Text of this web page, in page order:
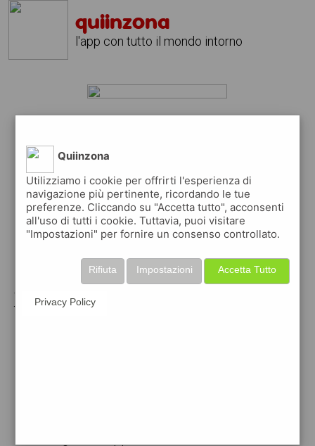
quiinzona
l'app con tutto il mondo intorno
lavoro roma muratore?
↴
scarica gratis app
pubblica gratis i tuoi annunci
tuoi annunci per :
Quiinzona
Utilizziamo i cookie per offrirti l'esperienza di
navigazione più pertinente, ricordando le tue
preferenze. Cliccando su "Accetta tutto", acconsenti
all'uso di tutti i cookie. Tuttavia, puoi visitare
"Impostazioni" per fornire un consenso controllato.
Accetta Tutto
Impostazioni
Rifiuta
Privacy Policy